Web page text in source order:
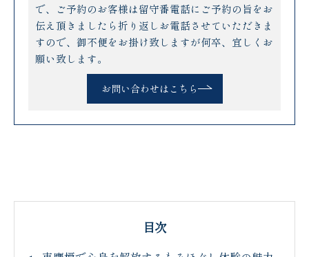
で、ご予約のお客様は留守番電話にご予約の旨をお
伝え頂きましたら折り返しお電話させていただきま
すので、御不便をお掛け致しますが何卒、宜しくお
願い致します。
お問い合わせはこちら
目次